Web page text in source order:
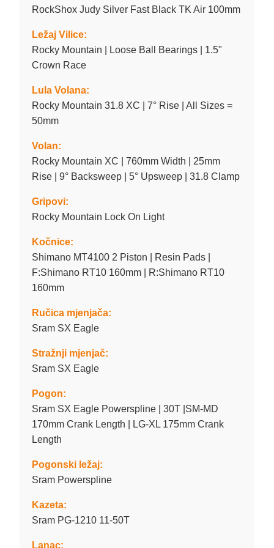
RockShox Judy Silver Fast Black TK Air 100mm
Ležaj Vilice:
Rocky Mountain | Loose Ball Bearings | 1.5"
Crown Race
Lula Volana:
Rocky Mountain 31.8 XC | 7° Rise | All Sizes =
50mm
Volan:
Rocky Mountain XC | 760mm Width | 25mm
Rise | 9° Backsweep | 5° Upsweep | 31.8 Clamp
Gripovi:
Rocky Mountain Lock On Light
Kočnice:
Shimano MT4100 2 Piston | Resin Pads |
F:Shimano RT10 160mm | R:Shimano RT10
160mm
Ručica mjenjača:
Sram SX Eagle
Stražnji mjenjač:
Sram SX Eagle
Pogon:
Sram SX Eagle Powerspline | 30T |SM-MD
170mm Crank Length | LG-XL 175mm Crank
Length
Pogonski ležaj:
Sram Powerspline
Kazeta:
Sram PG-1210 11-50T
Lanac: